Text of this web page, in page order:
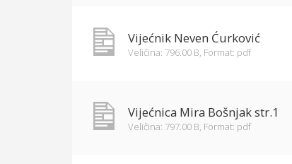
Vijećnik Neven Ćurković
Veličina: 796.00 B, Format: pdf
Vijećnica Mira Bošnjak str.1
Veličina: 797.00 B, Format: pdf